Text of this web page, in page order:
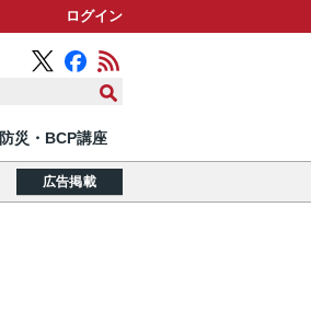
ログイン
防災・BCP講座
広告掲載